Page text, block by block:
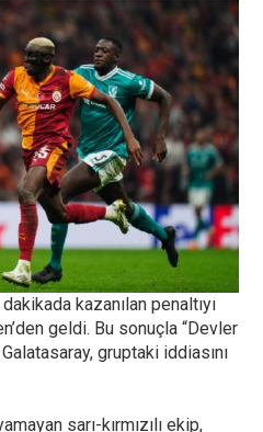
kazanılan penaltıyı
geldi. Bu sonuçla “Devler
gruptaki iddiasını
sarı-kırmızılı ekip,